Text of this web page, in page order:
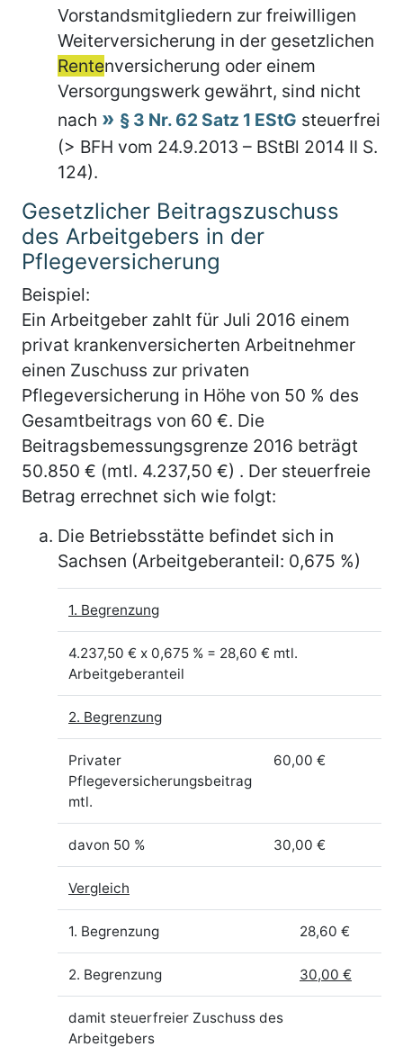
Vorstandsmitgliedern zur freiwilligen
Weiterversicherung in der gesetzlichen
Rentenversicherung oder einem
Versorgungswerk gewährt, sind nicht
nach
§ 3 Nr. 62 Satz 1 EStG steuerfrei
(> BFH vom 24.9.2013 – BStBl 2014 II S.
124).
Gesetzlicher Beitragszuschuss
des Arbeitgebers in der
Pflegeversicherung
Beispiel:
Ein Arbeitgeber zahlt für Juli 2016 einem
privat krankenversicherten Arbeitnehmer
einen Zuschuss zur privaten
Pflegeversicherung in Höhe von 50 % des
Gesamtbeitrags von 60 €. Die
Beitragsbemessungsgrenze 2016 beträgt
50.850 € (mtl. 4.237,50 €) . Der steuerfreie
Betrag errechnet sich wie folgt:
Die Betriebsstätte befindet sich in
Sachsen (Arbeitgeberanteil: 0,675 %)
1. Begrenzung
4.237,50 € x 0,675 % = 28,60 € mtl.
Arbeitgeberanteil
2. Begrenzung
Privater
Pflegeversicherungsbeitrag
mtl.
60,00 €
davon 50 % 30,00 €
Vergleich
1. Begrenzung 28,60 €
2. Begrenzung 30,00 €
damit steuerfreier Zuschuss des
Arbeitgebers